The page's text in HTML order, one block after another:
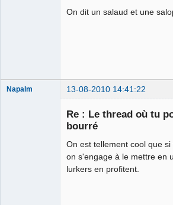
On dit un salaud et une
Napalm 13-08-2010 14:41:22
Re : Le thread où tu
bourré
On est tellement cool que
on s'engage à le mettre en
lurkers en profitent.